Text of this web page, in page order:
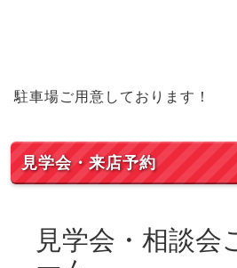
駐車場ご用意しております！
見学会・来店予約